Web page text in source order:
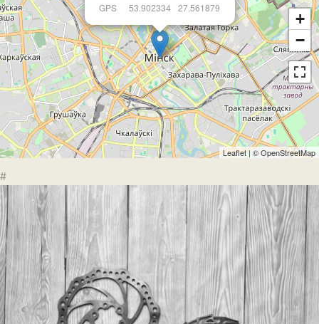
GPS 53.902334 27.561879
+
−
Leaflet| ©OpenStreetMap
#